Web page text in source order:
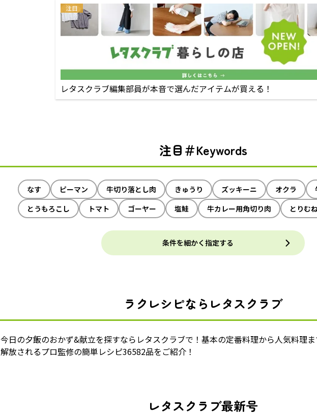
注目
レタスクラブ編集部員が本音で選んだアイテムが買える！
注目＃Keywords
なす ピーマン 牛切り落とし肉 きゅうり ズッキーニ オクラ
とうもろこし
トマト ゴーヤー 塩鮭 牛カレー用角切り肉 とりむ
条件を細かく指定する
ラクレシピならレタスクラブ
今日の夕飯のおかず&献立を探すならレタスクラブで！基本の定番料理から人気料理
解放されるプロ監修の簡単レシピ36582品をご紹介！
レタスクラブ最新号